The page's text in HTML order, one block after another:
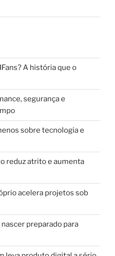
A história que o
segurança e
sobre tecnologia e
reduz atrito e aumenta
acelera projetos sob
preparado para